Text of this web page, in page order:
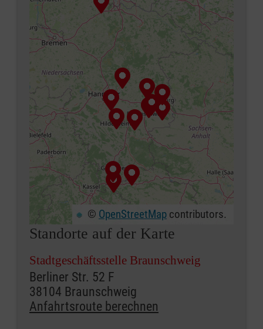
+
−
© OpenStreetMap contributors.
Standorte auf der Karte
Stadtgeschäftsstelle Braunschweig
Berliner Str. 52 F
38104 Braunschweig
Anfahrtsroute berechnen